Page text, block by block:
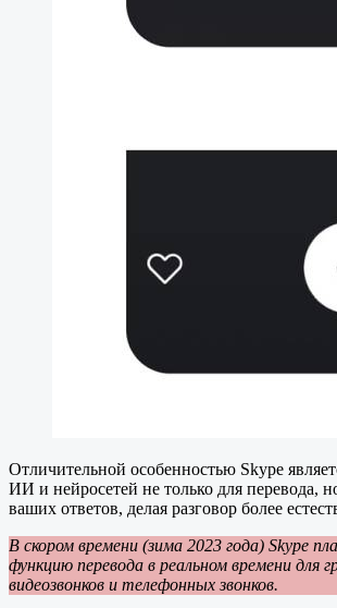
Отличительной особенностью Skype
ИИ и нейросетей не только для перевода,
ваших ответов, делая разговор более
В скором времени (зима 2023 года) Skype
функцию перевода в реальном времени для
видеозвонков и телефонных звонков.